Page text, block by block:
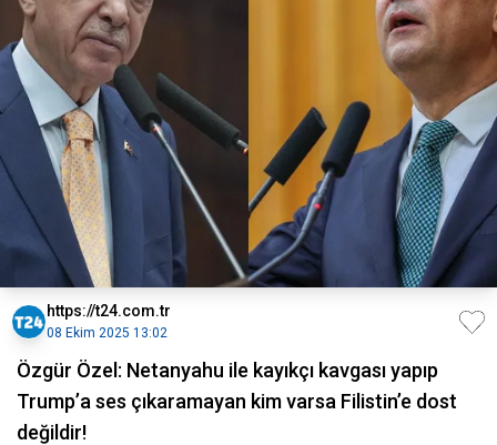
https://t24.com.tr
08 Ekim 2025 13:02
Özgür Özel: Netanyahu ile kayıkçı kavgası yapıp
Trump’a ses çıkaramayan kim varsa Filistin’e dost
değildir!